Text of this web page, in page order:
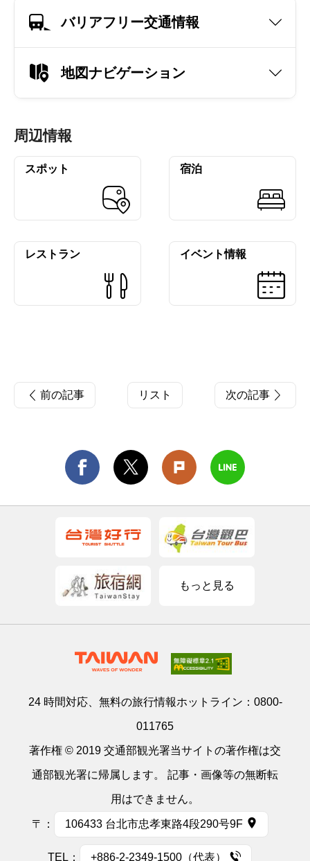
バリアフリー交通情報
地図ナビゲーション
周辺情報
スポット 宿泊
レストラン イベント情報
前の記事 リスト 次の記事
もっと見る
24 時間対応、無料の旅行情報ホットライン： 0800-
011765
著作権 © 2019 交通部観光署当サイトの著作権は交
通部観光署に帰属します。 記事・画像等の無断転
用はできません。
〒： 106433 台北市忠孝東路4段290号9F
TEL： +886-2-2349-1500（代表）